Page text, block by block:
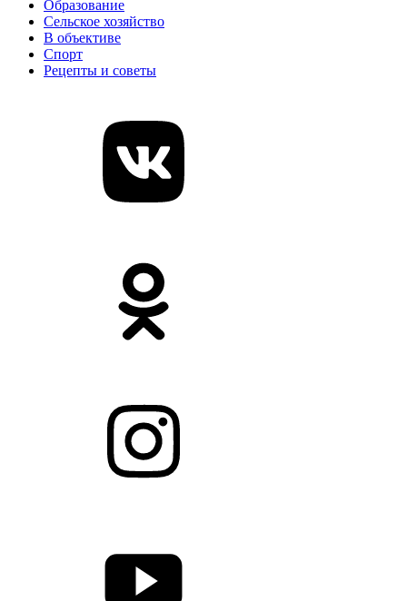
Образование
Сельское хозяйство
В объективе
Спорт
Рецепты и советы